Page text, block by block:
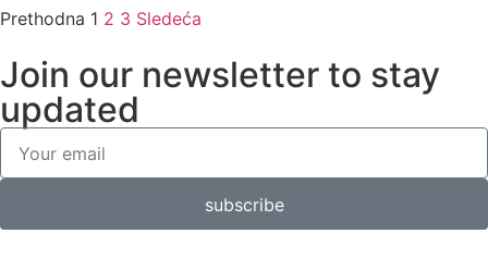
Prethodna 1 2 3 Sledeća
Join our newsletter to stay
updated
subscribe